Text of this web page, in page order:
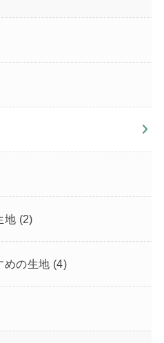
地 (2)
めの生地 (4)